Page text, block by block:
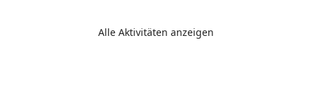
Alle Aktivitäten anzeigen